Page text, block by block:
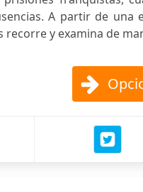
A partir de una
recorre y examina de